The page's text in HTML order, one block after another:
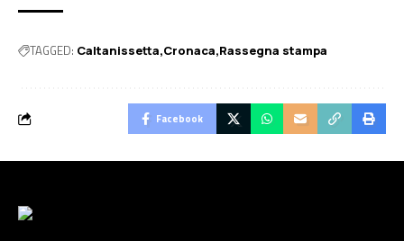
TAGGED: Caltanissetta Cronaca Rassegna stampa
Facebook